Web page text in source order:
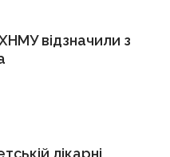
відзначили з
лікарні